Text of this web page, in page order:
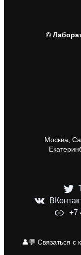
©
Москва,
+7
👤💬 Связаться с